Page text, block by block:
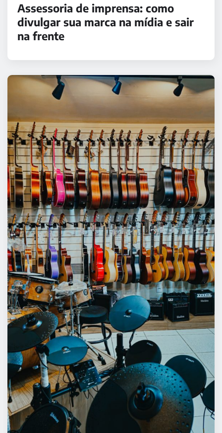
Assessoria de imprensa: como
divulgar sua marca na mídia e sair
na frente